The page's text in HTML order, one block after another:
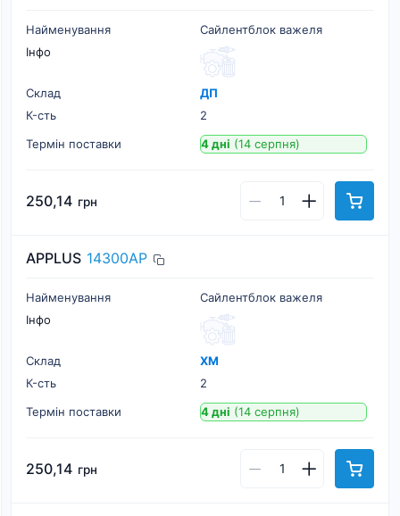
Найменування
Сайлентблок важеля
Інфо
Склад
ДП
К-cть
2
Термін поставки
4 дні (14 серпня)
250,14 грн
APPLUS 14300AP
Найменування
Сайлентблок важеля
Інфо
Склад
ХМ
К-cть
2
Термін поставки
4 дні (14 серпня)
250,14 грн